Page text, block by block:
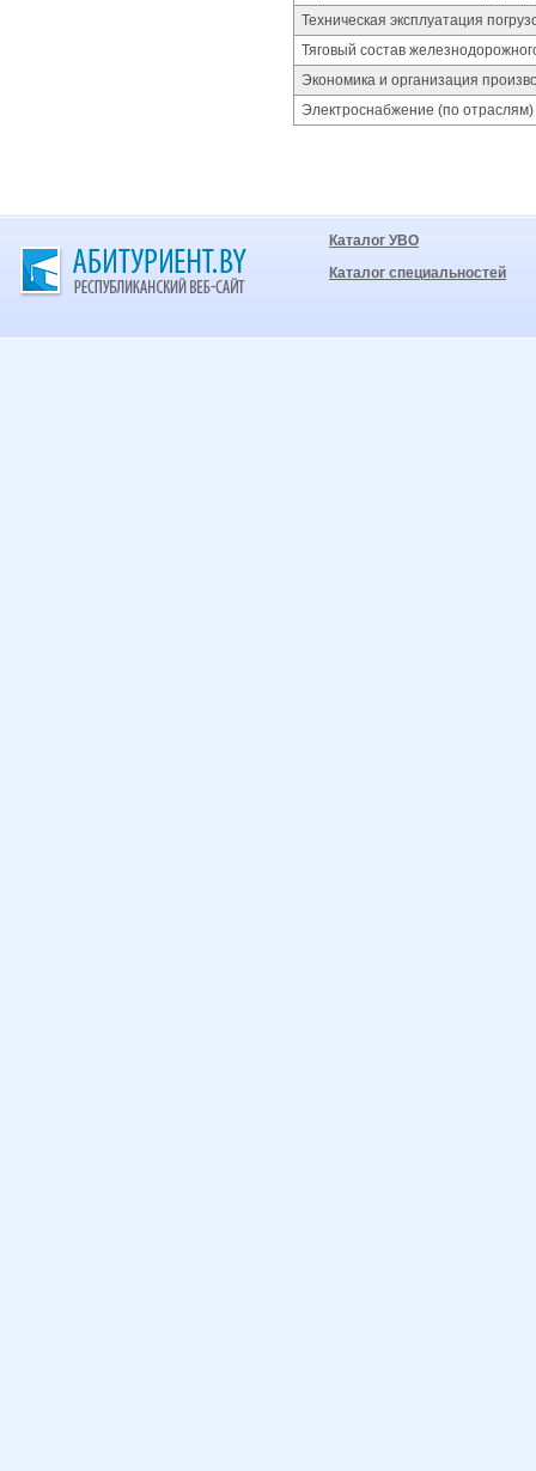
Техническая эксплуатация
Тяговый состав
Экономика и организация
Электроснабжение (по отраслям)
Каталог УВО
Каталог специальностей